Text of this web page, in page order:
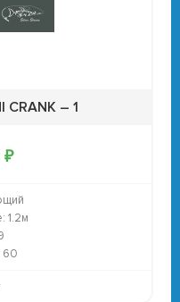
– 1
₽
1.2м
60